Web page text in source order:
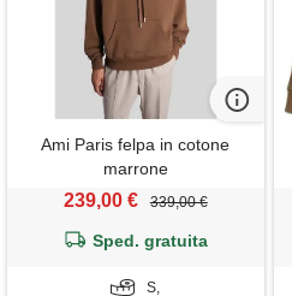
Ami Paris felpa in cotone
marrone
239,00 € 339,00 €
Sped. gratuita
S,